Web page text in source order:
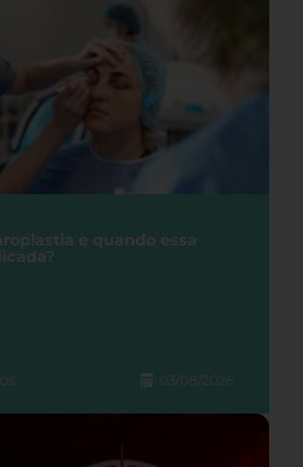
e quando essa
03/08/2026